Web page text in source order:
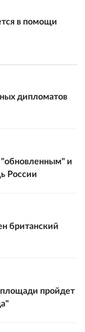
в помощи
дипломатов
"обновленным" и
России
британский
площади пройдет